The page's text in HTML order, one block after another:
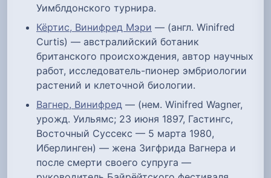
Уимблдонского турнира.
Кёртис, Винифред Мэри — (англ. Winifred
Curtis) — австралийский ботаник
британского происхождения, автор научных
работ, исследователь-пионер эмбриологии
растений и клеточной биологии.
Вагнер, Винифред — (нем. Winifred Wagner,
урожд. Уильямс; 23 июня 1897, Гастингс,
Восточный Суссекс — 5 марта 1980,
Иберлинген) — жена Зигфрида Вагнера и
после смерти своего супруга —